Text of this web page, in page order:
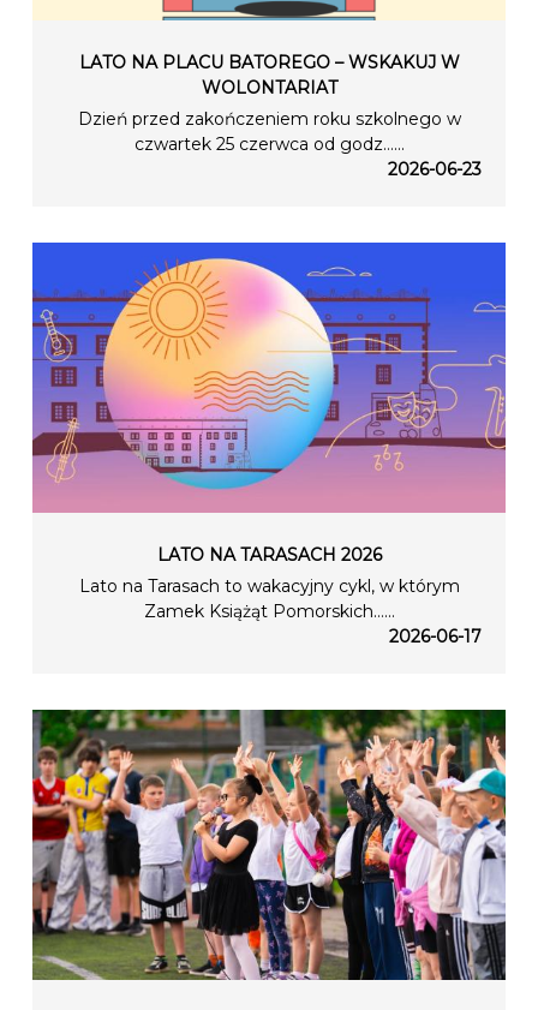
LATO NA PLACU BATOREGO – WSKAKUJ W
WOLONTARIAT
Dzień przed zakończeniem roku szkolnego w
czwartek 25 czerwca od godz…...
2026-06-23
LATO NA TARASACH 2026
Lato na Tarasach to wakacyjny cykl, w którym
Zamek Książąt Pomorskich…...
2026-06-17